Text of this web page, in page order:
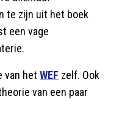
te zijn uit het boek
een vage
van het WEF zelf. Ook
van een paar